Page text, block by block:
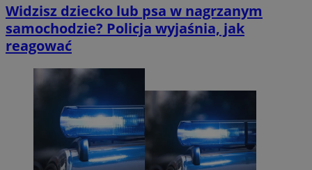
Widzisz dziecko lub psa w nagrzanym
samochodzie? Policja wyjaśnia, jak
reagować